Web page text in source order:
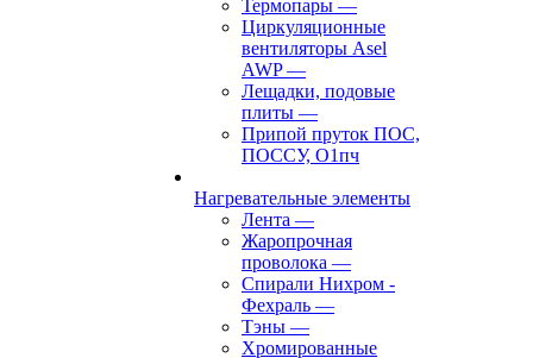
Термопары —
Циркуляционные
вентиляторы Asel
AWP—
Лещадки, подовые
плиты —
Припой пруток ПОС,
ПОССУ, О1пч
Нагревательные элементы
Лента —
Жаропрочная
проволока —
Спирали Нихром -
Фехраль —
Тэны —
Хромированные